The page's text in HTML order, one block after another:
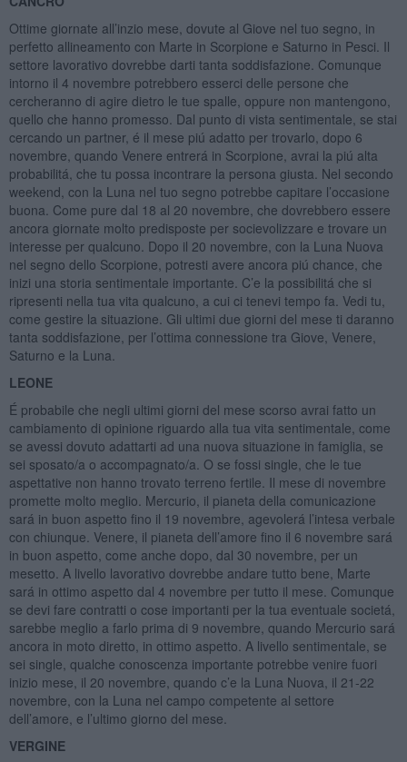
Ottime giornate all’inzio mese, dovute al Giove nel tuo segno, in
perfetto allineamento con Marte in Scorpione e Saturno in Pesci. Il
settore lavorativo dovrebbe darti tanta soddisfazione. Comunque
intorno il 4 novembre potrebbero esserci delle persone che
cercheranno di agire dietro le tue spalle, oppure non mantengono,
quello che hanno promesso. Dal punto di vista sentimentale, se stai
cercando un partner, é il mese piú adatto per trovarlo, dopo 6
novembre, quando Venere entrerá in Scorpione, avrai la piú alta
probabilitá, che tu possa incontrare la persona giusta. Nel secondo
weekend, con la Luna nel tuo segno potrebbe capitare l’occasione
buona. Come pure dal 18 al 20 novembre, che dovrebbero essere
ancora giornate molto predisposte per socievolizzare e trovare un
interesse per qualcuno. Dopo il 20 novembre, con la Luna Nuova
nel segno dello Scorpione, potresti avere ancora piú chance, che
inizi una storia sentimentale importante. C’e la possibilitá che si
ripresenti nella tua vita qualcuno, a cui ci tenevi tempo fa. Vedi tu,
come gestire la situazione. Gli ultimi due giorni del mese ti daranno
tanta soddisfazione, per l’ottima connessione tra Giove, Venere,
Saturno e la Luna.
LEONE
É probabile che negli ultimi giorni del mese scorso avrai fatto un
cambiamento di opinione riguardo alla tua vita sentimentale, come
se avessi dovuto adattarti ad una nuova situazione in famiglia, se
sei sposato/a o accompagnato/a. O se fossi single, che le tue
aspettative non hanno trovato terreno fertile. Il mese di novembre
promette molto meglio. Mercurio, il pianeta della comunicazione
sará in buon aspetto fino il 19 novembre, agevolerá l’intesa verbale
con chiunque. Venere, il pianeta dell’amore fino il 6 novembre sará
in buon aspetto, come anche dopo, dal 30 novembre, per un
mesetto. A livello lavorativo dovrebbe andare tutto bene, Marte
sará in ottimo aspetto dal 4 novembre per tutto il mese. Comunque
se devi fare contratti o cose importanti per la tua eventuale societá,
sarebbe meglio a farlo prima di 9 novembre, quando Mercurio sará
ancora in moto diretto, in ottimo aspetto. A livello sentimentale, se
sei single, qualche conoscenza importante potrebbe venire fuori
inizio mese, il 20 novembre, quando c’e la Luna Nuova, il 21-22
novembre, con la Luna nel campo competente al settore
dell’amore, e l’ultimo giorno del mese.
VERGINE